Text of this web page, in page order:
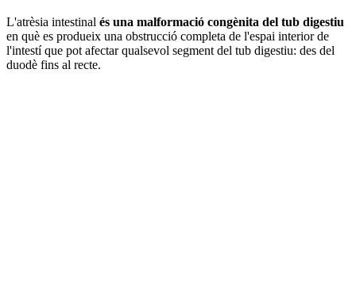
L'atrèsia intestinal és una malformació congènita del tub digestiu
en què es produeix una obstrucció completa de l'espai interior de
l'intestí que pot afectar qualsevol segment del tub digestiu: des del
duodè fins al recte.